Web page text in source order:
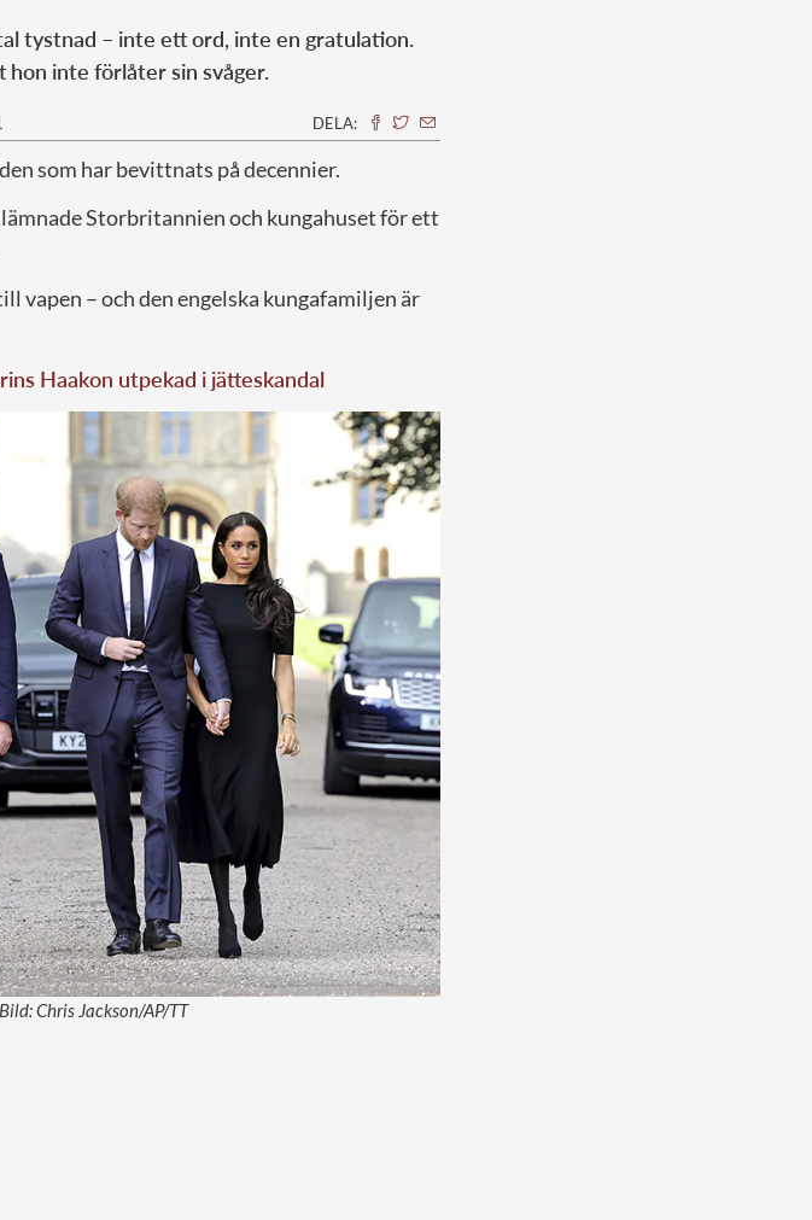
tystnad – inte ett ord, inte en gratulation.
hon inte förlåter sin svåger.
DELA:
som har bevittnats på decennier.
lämnade Storbritannien och kungahuset för ett
vapen – och den engelska kungafamiljen är
Haakon utpekad i jätteskandal
Chris Jackson/AP/TT